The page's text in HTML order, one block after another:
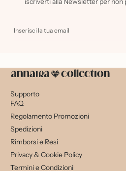
Inserisci la tua email
Supporto
FAQ
Regolamento Promozioni
Spedizioni
Rimborsi e Resi
Privacy & Cookie Policy
Termini e Condizioni